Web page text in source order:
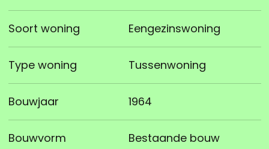
Soort woning Eengezinswoning
Type woning Tussenwoning
Bouwjaar 1964
Bouwvorm Bestaande bouw